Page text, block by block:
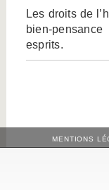
Les droits de
bien-
esprits.
MENTIONS